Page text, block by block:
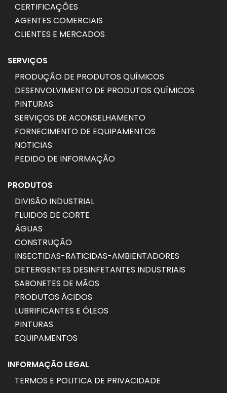
CERTIFICAÇÕES
AGENTES COMERCIAIS
CLIENTES E MERCADOS
SERVIÇOS
PRODUÇÃO DE PRODUTOS QUÍMICOS
DESENVOLVIMENTO DE PRODUTOS QUÍMICOS
PINTURAS
SERVIÇOS DE ACONSELHAMENTO
FORNECIMENTO DE EQUIPAMENTOS
NOTICIAS
PEDIDO DE INFORMAÇÃO
PRODUTOS
DIVISÃO INDUSTRIAL
FLUIDOS DE CORTE
ÁGUAS
CONSTRUÇÃO
INSECTIDAS-RATICIDAS-AMBIENTADORES
DETERGENTES DESINFETANTES INDUSTRIAIS
SABONETES DE MÃOS
PRODUTOS ÁCIDOS
LUBRIFICANTES E ÓLEOS
PINTURAS
EQUIPAMENTOS
INFORMAÇÃO LEGAL
TERMOS E POLITICA DE PRIVACIDADE